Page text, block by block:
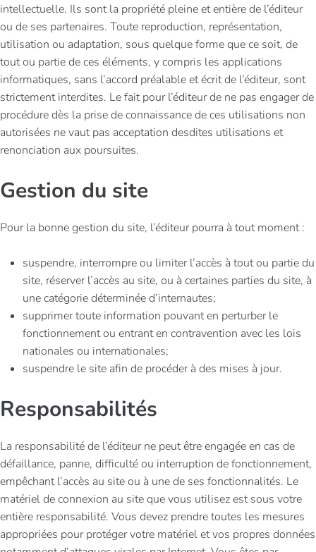
intellectuelle. Ils sont la propriété pleine et entière de l’éditeur
ou de ses partenaires. Toute reproduction, représentation,
utilisation ou adaptation, sous quelque forme que ce soit, de
tout ou partie de ces éléments, y compris les applications
informatiques, sans l’accord préalable et écrit de l’éditeur, sont
strictement interdites. Le fait pour l’éditeur de ne pas engager de
procédure dès la prise de connaissance de ces utilisations non
autorisées ne vaut pas acceptation desdites utilisations et
renonciation aux poursuites.
Gestion du site
Pour la bonne gestion du site, l’éditeur pourra à tout moment :
suspendre, interrompre ou limiter l’accès à tout ou partie du
site, réserver l’accès au site, ou à certaines parties du site, à
une catégorie déterminée d’internautes;
supprimer toute information pouvant en perturber le
fonctionnement ou entrant en contravention avec les lois
nationales ou internationales;
suspendre le site afin de procéder à des mises à jour.
Responsabilités
La responsabilité de l’éditeur ne peut être engagée en cas de
défaillance, panne, difficulté ou interruption de fonctionnement,
empêchant l’accès au site ou à une de ses fonctionnalités. Le
matériel de connexion au site que vous utilisez est sous votre
entière responsabilité. Vous devez prendre toutes les mesures
appropriées pour protéger votre matériel et vos propres données